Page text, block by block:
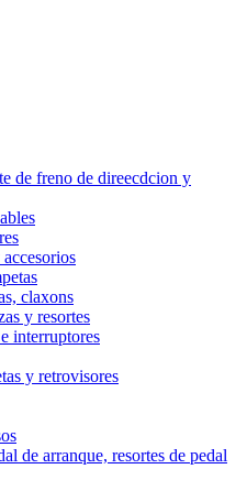
de freno de direecdcion y
claxons
y resortes
interruptores
y retrovisores
de arranque, resortes de pedal